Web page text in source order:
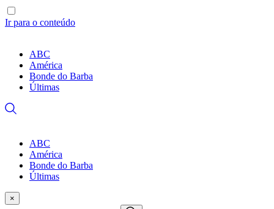
Ir para o conteúdo
ABC
América
Bonde do Barba
Últimas
ABC
América
Bonde do Barba
Últimas
×